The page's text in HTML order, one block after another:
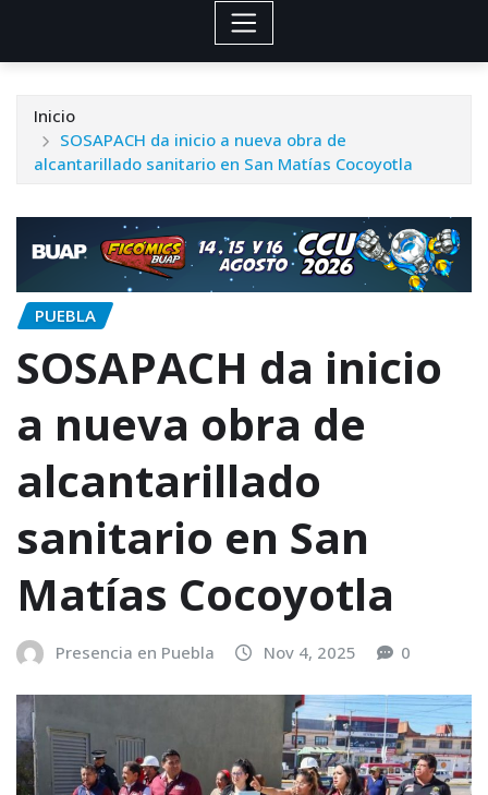
Inicio
SOSAPACH da inicio a nueva obra de
alcantarillado sanitario en San Matías Cocoyotla
PUEBLA
SOSAPACH da inicio
a nueva obra de
alcantarillado
sanitario en San
Matías Cocoyotla
Presencia en Puebla Nov 4, 2025 0